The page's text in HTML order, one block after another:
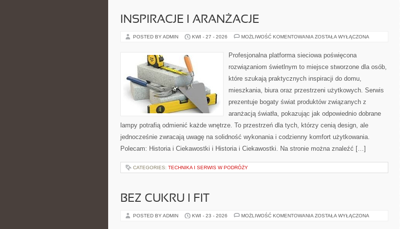
INSPIRACJE I ARANŻACJE
POSTED BY ADMIN KWI - 27 - 2026 MOŻLIWOŚĆ KOMENTOWANIA INSPIRACJE
ZOSTAŁA WYŁĄCZONA
Profesjonalna platforma sieciowa poświęcona
rozwiązaniom świetlnym to miejsce stworzone dla osób,
które szukają praktycznych inspiracji do domu,
mieszkania, biura oraz przestrzeni użytkowych. Serwis
prezentuje bogaty świat produktów związanych z
aranżacją światła, pokazując jak odpowiednio dobrane
lampy potrafią odmienić każde wnętrze. To przestrzeń dla tych, którzy cenią design, ale
jednocześnie zwracają uwagę na solidność wykonania i codzienny komfort użytkowania.
Polecam: Historia i Ciekawostki i Historia i Ciekawostki. Na stronie można znaleźć […]
CATEGORIES: TECHNIKA I SERWIS W PODRÓŻY
BEZ CUKRU I FIT
POSTED BY ADMIN KWI - 23 - 2026 MOŻLIWOŚĆ KOMENTOWANIA BEZ
ZOSTAŁA WYŁĄCZONA